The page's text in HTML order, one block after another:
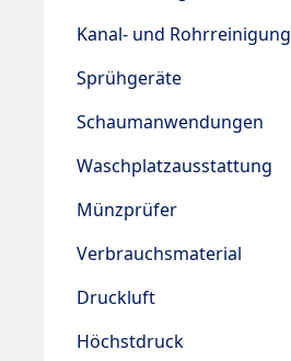
Kanal- und Rohrreinigung
Sprühgeräte
Schaumanwendungen
Waschplatzausstattung
Münzprüfer
Verbrauchsmaterial
Druckluft
Höchstdruck